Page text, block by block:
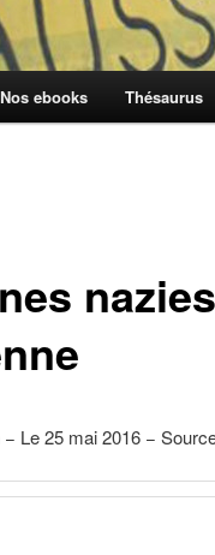
Nos ebooks Thésaurus
Le 25 mai 2016 −